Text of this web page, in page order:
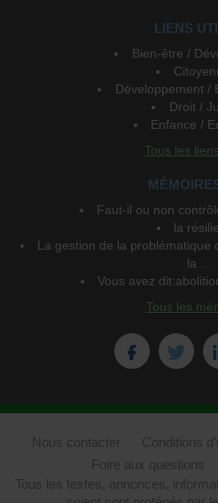
LIENS
Bien-être /
Développement /
Droit /
Enfance /
Tous les
Faut-il ou non
la
La gestion de la problématique
la ...
Vous avez
Tous les
Nous contacter Conditions
Foire aux questions
Tous les textes, annonces,